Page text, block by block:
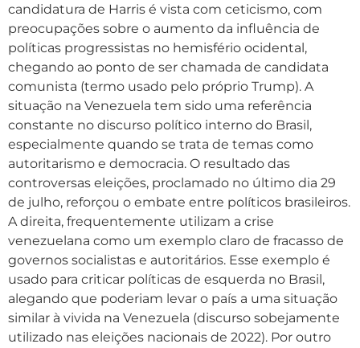
candidatura de Harris é vista com ceticismo, com
preocupações sobre o aumento da influência de
políticas progressistas no hemisfério ocidental,
chegando ao ponto de ser chamada de candidata
comunista (termo usado pelo próprio Trump). A
situação na Venezuela tem sido uma referência
constante no discurso político interno do Brasil,
especialmente quando se trata de temas como
autoritarismo e democracia. O resultado das
controversas eleições, proclamado no último dia 29
de julho, reforçou o embate entre políticos brasileiros.
A direita, frequentemente utilizam a crise
venezuelana como um exemplo claro de fracasso de
governos socialistas e autoritários. Esse exemplo é
usado para criticar políticas de esquerda no Brasil,
alegando que poderiam levar o país a uma situação
similar à vivida na Venezuela (discurso sobejamente
utilizado nas eleições nacionais de 2022). Por outro